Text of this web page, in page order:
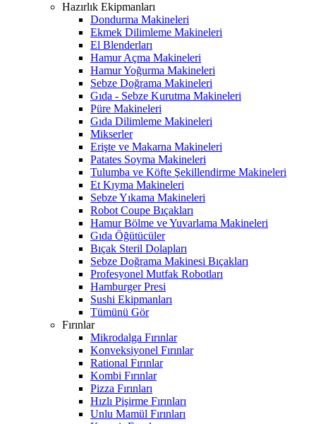
Hazırlık Ekipmanları
Dondurma Makineleri
Ekmek Dilimleme Makineleri
El Blenderları
Hamur Açma Makineleri
Hamur Yoğurma Makineleri
Sebze Doğrama Makineleri
Gıda - Sebze Kurutma Makineleri
Püre Makineleri
Gıda Dilimleme Makineleri
Mikserler
Erişte ve Makarna Makineleri
Patates Soyma Makineleri
Tulumba ve Köfte Şekillendirme Makineleri
Et Kıyma Makineleri
Sebze Yıkama Makineleri
Robot Coupe Bıçakları
Hamur Bölme ve Yuvarlama Makineleri
Gıda Öğütücüler
Bıçak Steril Dolapları
Sebze Doğrama Makinesi Bıçakları
Profesyonel Mutfak Robotları
Hamburger Presi
Sushi Ekipmanları
Tümünü Gör
Fırınlar
Mikrodalga Fırınlar
Konveksiyonel Fırınlar
Rational Fırınlar
Kombi Fırınlar
Pizza Fırınları
Hızlı Pişirme Fırınları
Unlu Mamül Fırınları